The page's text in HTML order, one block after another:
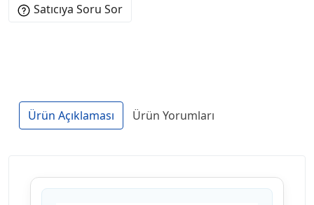
Satıcıya Soru Sor
Ürün Açıklaması Ürün Yorumları